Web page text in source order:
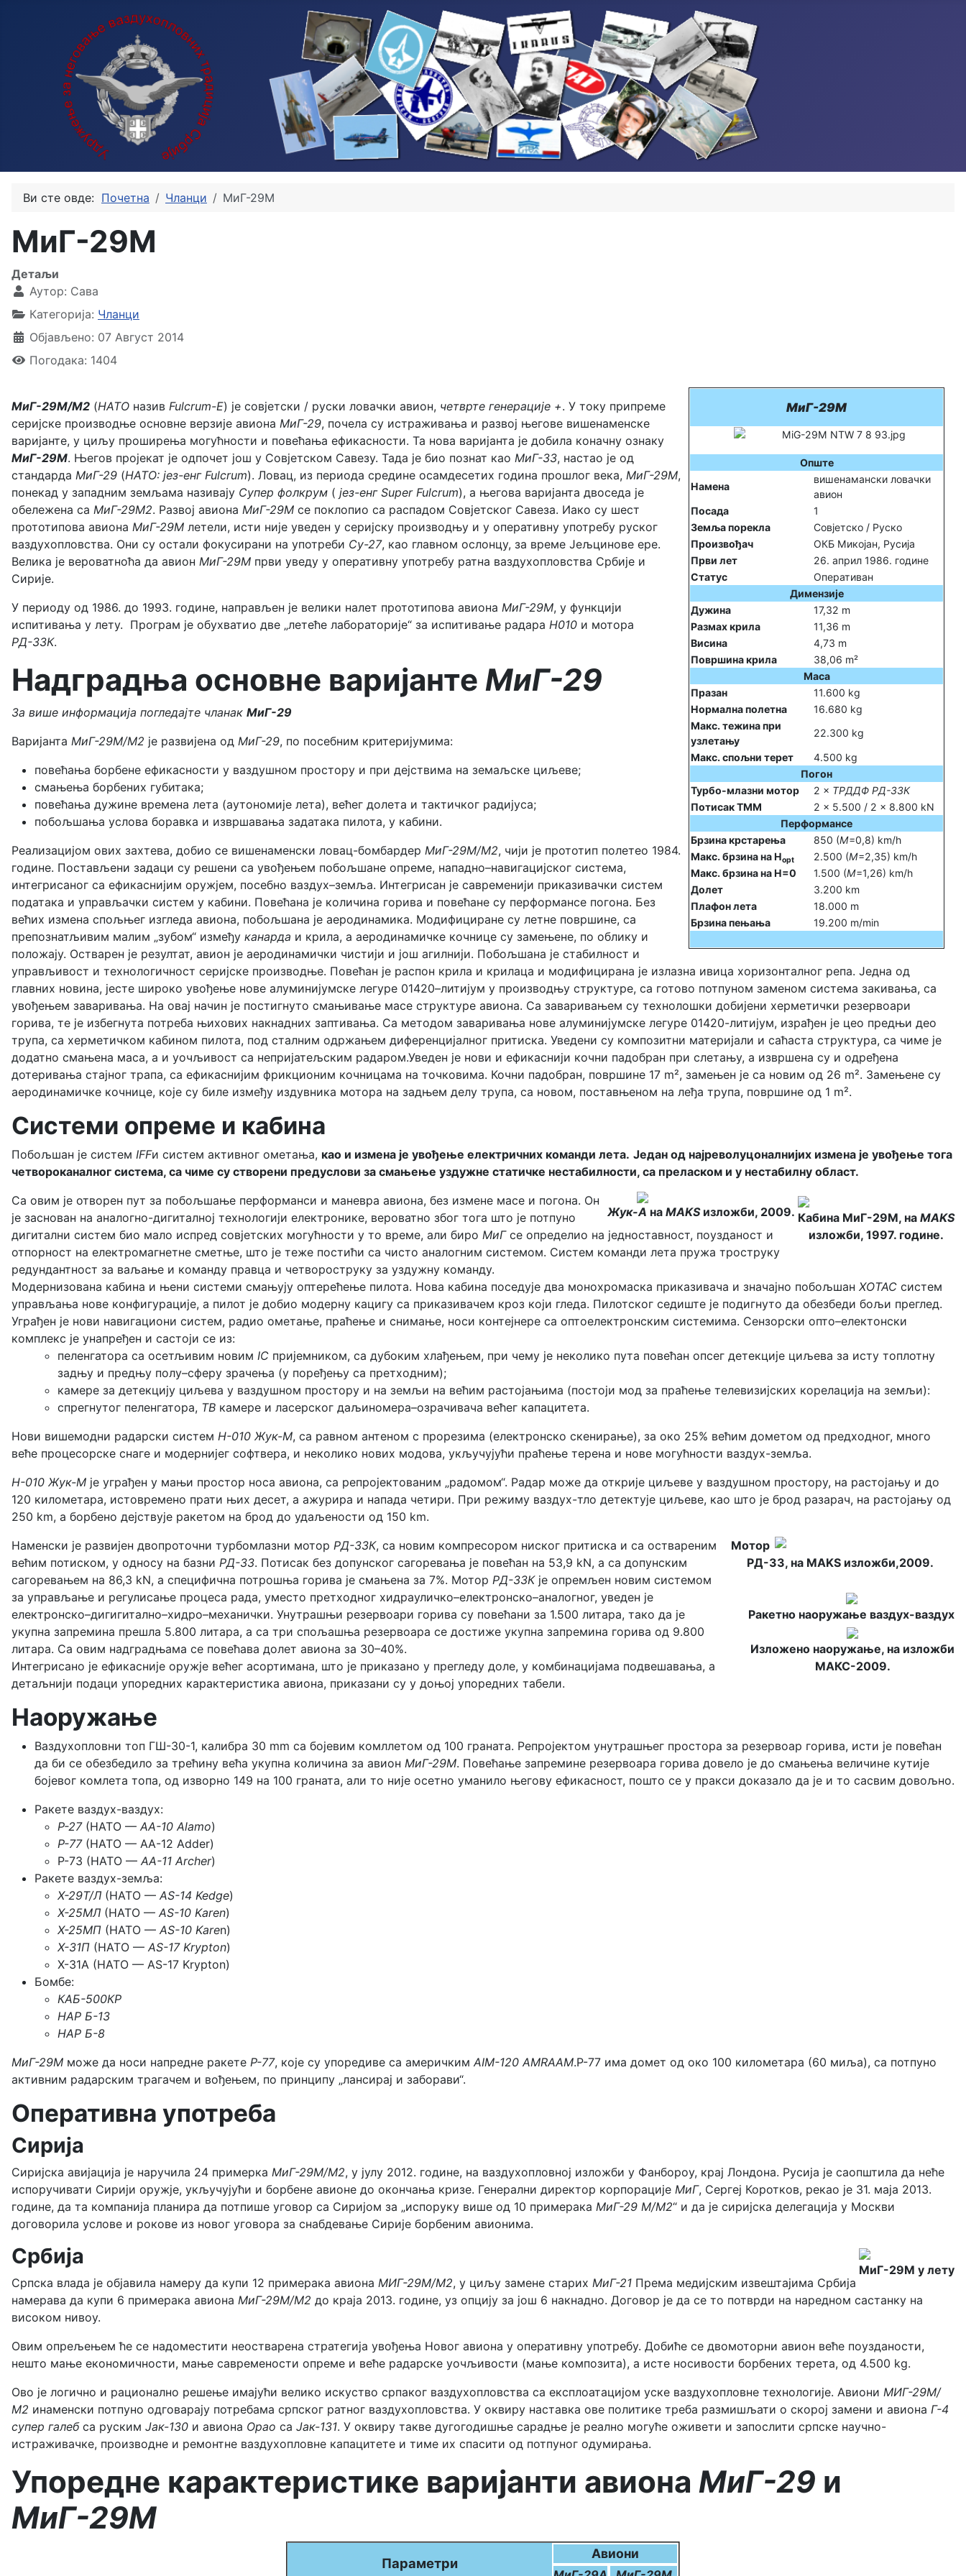
Ви сте овде: Почетна Чланци МиГ-29М
МиГ-29М
Детаљи
Аутор: Сава
Категорија: Чланци
Објављено: 07 Август 2014
Погодака: 1404
МиГ-29М
Опште
Намена
вишенамански ловачки
авион
Посада
1
Земља порекла
Совјетско / Руско
Произвођач
ОКБ Микојан, Русија
Први лет
26. април 1986. године
Статус
Оперативан
Димензије
Дужина
17,32 m
Размах крила
11,36 m
Висина
4,73 m
Површина крила
38,06 m²
Маса
Празан
11.600 kg
Нормална полетна
16.680 kg
Макс. тежина при
узлетању
22.300 kg
Макс. спољни терет
4.500 kg
Погон
Турбо-млазни мотор
2 × ТРДДФ РД-33К
Потисак ТММ
2 × 5.500 / 2 × 8.800 kN
Перформансе
Брзина крстарења
850 (М=0,8) km/h
Макс. брзина на Hopt 2.500 (М=2,35) km/h
Макс. брзина на H=0
1.500 (М=1,26) km/h
Долет
3.200 km
Плафон лета
18.000 m
Брзина пењања
19.200 m/min
МиГ-29М/М2 (НАТО назив Fulcrum-E) је совјетски / руски ловачки авион, четврте генерације +. У току припреме
серијске производње основне верзије авиона МиГ-29, почела су истраживања и развој његове вишенаменске
варијанте, у циљу проширења могућности и повећања ефикасности. Та нова варијанта је добила коначну ознаку
МиГ-29М. Његов пројекат је одпочет још у Совјетском Савезу. Тада је био познат као МиГ-33, настао је од
стандарда МиГ-29 (НАТО: јез-енг Fulcrum). Ловац, из периода средине осамдесетих година прошлог века, МиГ-29М,
понекад у западним земљама називају Супер фолкрум ( јез-енг Super Fulcrum), а његова варијанта двоседа је
обележена са МиГ-29М2. Развој авиона МиГ-29М се поклопио са распадом Совјетског Савеза. Иако су шест
прототипова авиона МиГ-29М летели, исти није уведен у серијску производњу и у оперативну употребу руског
ваздухопловства. Они су остали фокусирани на употреби Су-27, као главном ослонцу, за време Јељцинове ере.
Велика је вероватноћа да авион МиГ-29М први уведу у оперативну употребу ратна ваздухопловства Србије и
Сирије.
У периоду од 1986. до 1993. године, направљен је велики налет прототипова авиона МиГ-29М, у функцији
испитивања у лету. Програм је обухватио две „летеће лабораторије“ за испитивање радара Н010 и мотора
РД-33К.
Надградња основне варијанте МиГ-29
За више информација погледајте чланак МиГ-29
Варијанта МиГ-29М/М2 је развијена од МиГ-29, по посебним критеријумима:
повећања борбене ефикасности у ваздушном простору и при дејствима на земаљске циљеве;
смањења борбених губитака;
повећања дужине времена лета (аутономије лета), већег долета и тактичког радијуса;
побољшања услова боравка и извршавања задатака пилота, у кабини.
Реализацијом ових захтева, добио се вишенаменски ловац-бомбардер МиГ-29М/М2, чији је прототип полетео 1984.
године. Постављени задаци су решени са увођењем побољшане опреме, нападно–навигацијског система,
интегрисаног са ефикаснијим оружјем, посебно ваздух–земља. Интегрисан је савременији приказивачки систем
података и управљачки систем у кабини. Повећана је количина горива и повећане су перформансе погона. Без
већих измена спољњег изгледа авиона, побољшана је аеродинамика. Модифициране су летне површине, са
препознатљивим малим „зубом“ између канарда и крила, а аеродинамичке кочнице су замењене, по облику и
положају. Остварен је резултат, авион је аеродинамички чистији и још агилнији. Побољшана је стабилност и
управљивост и технологичност серијске производње. Повећан је распон крила и крилаца и модифицирана је излазна ивица хоризонталног репа. Једна од
главних новина, јесте широко увођење нове алуминијумске легуре 01420–литијум у производњу структуре, са готово потпуном заменом система закивања, са
увођењем заваривања. На овај начин је постигнуто смањивање масе структуре авиона. Са заваривањем су технолошки добијени херметички резервоари
горива, те је избегнута потреба њихових накнадних заптивања. Са методом заваривања нове алуминијумске легуре 01420-литијум, израђен је цео предњи део
трупа, са херметичком кабином пилота, под сталним одржањем диференцијалног притиска. Уведени су композитни материјали и саћаста структура, са чиме је
додатно смањена маса, а и уочљивост са непријатељским радаром.Уведен је нови и ефикаснији кочни падобран при слетању, а извршена су и одређена
дотеривања стајног трапа, са ефикаснијим фрикционим кочницама на точковима. Кочни падобран, површине 17 m², замењен је са новим од 26 m². Замењене су
аеродинамичке кочнице, које су биле између издувника мотора на задњем делу трупа, са новом, поставњеном на леђа трупа, површине од 1 m².
Системи опреме и кабина
Побољшан је систем IFFи систем активног ометања, као и измена је увођење електричних команди лета. Један од најреволуцоналнијих измена је увођење тога
четвороканалног система, са чиме су створени предуслови за смањење уздужне статичке нестабилности, са преласком и у нестабилну област.
Кабина МиГ-29М, на MAKS
изложби, 1997. године.
Жук-А на MAKSизложби, 2009.
Са овим је отворен пут за побољшање перформанси и маневра авиона, без измене масе и погона. Он
је заснован на аналогно-дигиталној технологији електронике, вероватно због тога што је потпуно
дигитални систем био мало испред совјетских могућности у то време, али биро МиГсе определио на једноставност, поузданост и
отпорност на електромагнетне сметње, што је теже постићи са чисто аналогним системом. Систем команди лета пружа троструку
редундантност за ваљање и команду правца и четвороструку за уздужну команду.
Модернизована кабина и њени системи смањују оптерећење пилота. Нова кабина поседује два монохромаска приказивача и значајно побољшан ХОТАС систем
управљања нове конфигурације, а пилот је добио модерну кацигу са приказивачем кроз који гледа. Пилотског седиште је подигнуто да обезбеди бољи преглед.
Уграђен је нови навигациони систем, радио ометање, праћење и снимање, носи контејнере са оптоелектронским системима. Сензорски опто–електонски
комплекс је унапређен и састоји се из:
пеленгатора са осетљивим новим IC пријемником, са дубоким хлађењем, при чему је неколико пута повећан опсег детекције циљева за исту топлотну
задњу и предњу полу–сферу зрачења (у поређењу са претходним);
камере за детекцију циљева у ваздушном простору и на земљи на већим растојањима (постоји мод за праћење телевизијских корелација на земљи):
спрегнутог пеленгатора, ТВ камере и ласерског даљиномера–озрачивача већег капацитета.
Нови вишемодни радарски систем Н-010 Жук-М, са равном антеном с прорезима (електронско скенирање), за око 25% већим дометом од предходног, много
веће процесорске снаге и модернијег софтвера, и неколико нових модова, укључујући праћење терена и нове могућности ваздух-земља.
Н-010 Жук-М је уграђен у мањи простор носа авиона, са репројектованим „радомом“. Радар може да открије циљеве у ваздушном простору, на растојању и до
120 километара, истовремено прати њих десет, а ажурира и напада четири. При режиму ваздух-тло детектује циљеве, као што је брод разарач, на растојању од
250 km, а борбено дејствује ракетом на брод до удаљености од 150 km.
Мотор
РД-33, на MAKS изложби,2009.
Ракетно наоружање ваздух-ваздух
Изложено наоружање, на изложби
МАКС-2009.
Наменски је развијен двопроточни турбомлазни мотор РД-33К, са новим компресором ниског притиска и са оствареним
већим потиском, у односу на базни РД-33. Потисак без допунског сагоревања је повећан на 53,9 kN, а са допунским
сагоревањем на 86,3 kN, а специфична потрошња горива је смањена за 7%. Мотор РД-33Кје опремљен новим системом
за управљање и регулисање процеса рада, уместо претходног хидрауличко–електронско–аналогног, уведен је
електронско–дигигитално–хидро–механички. Унутрашњи резервоари горива су повећани за 1.500 литара, тако да је
укупна запремина прешла 5.800 литара, а са три спољашња резервоара се достиже укупна запремина горива од 9.800
литара. Са овим надградњама се повећава долет авиона за 30–40%.
Интегрисано је ефикасније оружје већег асортимана, што је приказано у прегледу доле, у комбинацијама подвешавања, а
детаљнији подаци упоредних карактеристика авиона, приказани су у доњој упоредних табели.
Наоружање
Ваздухопловни топ ГШ-30-1, калибра 30 mm са бојевим комллетом од 100 граната. Репројектом унутрашњег простора за резервоар горива, исти је повећан
да би се обезбедило за трећину већа укупна количина за авион МиГ-29М. Повећање запремине резервоара горива довело је до смањења величине кутије
бојевог комлета топа, од изворно 149 на 100 граната, али то није осетно уманило његову ефикасност, пошто се у пракси доказало да је и то сасвим довољно.
Ракете ваздух-ваздух:
Р-27(НАТО — АА-10 Alamo)
Р-77(НАТО — AA-12 Adder)
Р-73 (НАТО — AA-11 Archer)
Ракете ваздух-земља:
Х-29Т/Л (НАТО — AS-14 Kedge)
Х-25МЛ (НАТО — AS-10 Karen)
Х-25МП (НАТО — AS-10 Karen)
Х-31П (НАТО — AS-17 Krypton)
Х-31А (НАТО — AS-17 Krypton)
Бомбе:
КАБ-500КР
НАР Б-13
НАР Б-8
МиГ-29М може да носи напредне ракете Р-77, које су упоредиве са америчким AIM-120 AMRAAM.Р-77 има домет од око 100 километара (60 миља), са потпуно
активним радарским трагачем и вођењем, по принципу „лансирај и заборави“.
Оперативна употреба
Сирија
Сиријска авијација је наручила 24 примерка МиГ-29М/М2, у јулу 2012. године, на ваздухопловној изложби у Фанбороу, крај Лондона. Русија је саопштила да неће
испоручивати Сирији оружје, укључујући и борбене авионе до окончања кризе. Генерални директор корпорације МиГ, Сергеј Коротков, рекао је 31. маја 2013.
године, да та компанија планира да потпише уговор са Сиријом за „испоруку више од 10 примерака МиГ-29 М/М2“ и да је сиријска делегација у Москви
договорила услове и рокове из новог уговора за снабдевање Сирије борбеним авионима.
МиГ-29М у лету
Србија
Српска влада је објавила намеру да купи 12 примерака авиона МИГ-29М/М2, у циљу замене старих МиГ-21 Према медијским извештајима Србија
намерава да купи 6 примерака авиона МиГ-29М/М2 до краја 2013. године, уз опцију за још 6 накнадно. Договор је да се то потврди на наредном састанку на
високом нивоу.
Овим опрељењем ће се надоместити неостварена стратегија увођења Новог авиона у оперативну употребу. Добиће се двомоторни авион веће поузданости,
нешто мање економичности, мање савремености опреме и веће радарске уочљивости (мање композита), а исте носивости борбених терета, од 4.500 kg.
Ово је логично и рационално решење имајући велико искуство српаког ваздухопловства са експлоатацијом уске ваздухопловне технологије. Авиони МИГ-29М/
М2 инаменски потпуно одговарају потребама српског ратног ваздухопловства. У оквиру наставка ове политике треба размишљати о скорој замени и авиона Г-4
супер галебса руским Јак-130 и авиона Орао са Јак-131. У оквиру такве дугогодишње сарадње је реално могуће оживети и запослити српске научно-
истраживачке, производне и ремонтне ваздухопловне капацитете и тиме их спасити од потпуног одумирања.
Упоредне карактеристике варијанти авиона МиГ-29 и
МиГ-29М
Параметри
Авиони